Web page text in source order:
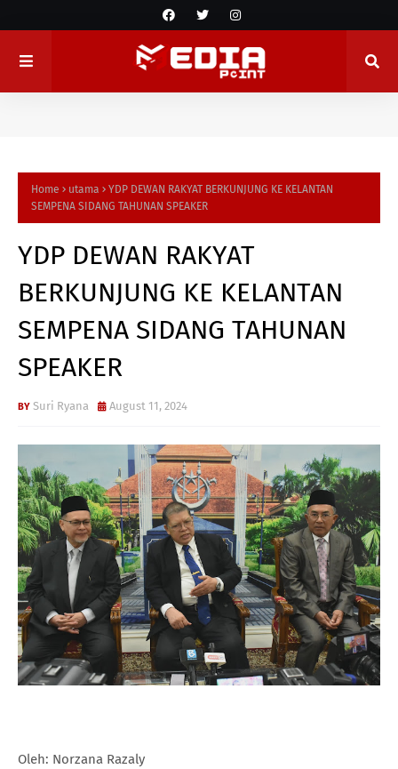
Home utama
YDP DEWAN RAKYAT BERKUNJUNG KE KELANTAN
SEMPENA SIDANG TAHUNAN SPEAKER
YDP DEWAN RAKYAT
BERKUNJUNG KE KELANTAN
SEMPENA SIDANG TAHUNAN
SPEAKER
Suri Ryana August 11, 2024
Oleh: Norzana Razaly